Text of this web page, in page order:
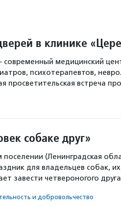
в клинике
медицинский
психотерапевтов,
просветительская встреча
собаке друг»
поселении (Ленинградская
для владельцев собак,
завести четвероногого
и доброволь­чест­во